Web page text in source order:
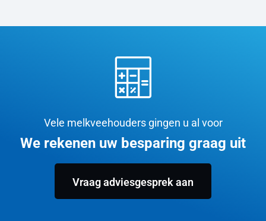
Vele melkveehouders gingen u al voor
We rekenen uw besparing graag uit
Vraag adviesgesprek aan